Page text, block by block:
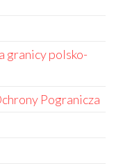
granicy polsko-
Pogranicza